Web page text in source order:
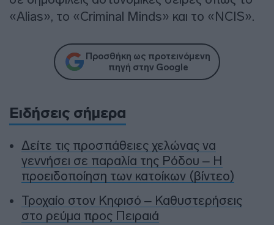
«Alias», το «Criminal Minds» και το «NCIS».
Προσθήκη ως προτεινόμενη
πηγή στην Google
Ειδήσεις σήμερα
Δείτε τις προσπάθειες χελώνας να
γεννήσει σε παραλία της Ρόδου – Η
προειδοποίηση των κατοίκων (βίντεο)
Τροχαίο στον Κηφισό – Καθυστερήσεις
στο ρεύμα προς Πειραιά